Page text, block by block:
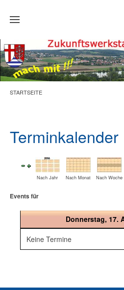
Zum Hauptinhalt springen
STARTSEITE
Terminkalender
Nach Jahr Nach Monat Nach Woche
Events für
Donnerstag, 17.
Keine Termine